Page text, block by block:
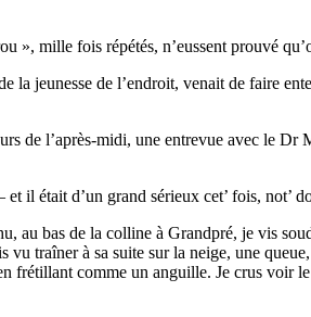
mille fois répétés, n’eussent prouvé
la jeunesse de l’endroit, venait de faire
de l’après-midi, une entrevue avec le
il était d’un grand sérieux cet’ fois, not’
au bas de la colline à Grandpré, je vis
traîner à sa suite sur la neige, une
comme un anguille. Je crus voir